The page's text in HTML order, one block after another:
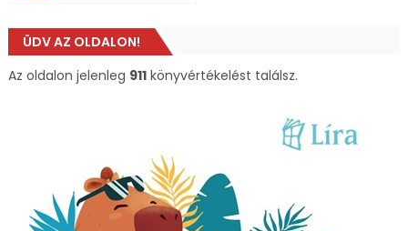
ÜDV AZ OLDALON!
Az oldalon jelenleg 911könyvértékelést találsz.